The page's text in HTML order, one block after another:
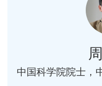
中国科学院院士，